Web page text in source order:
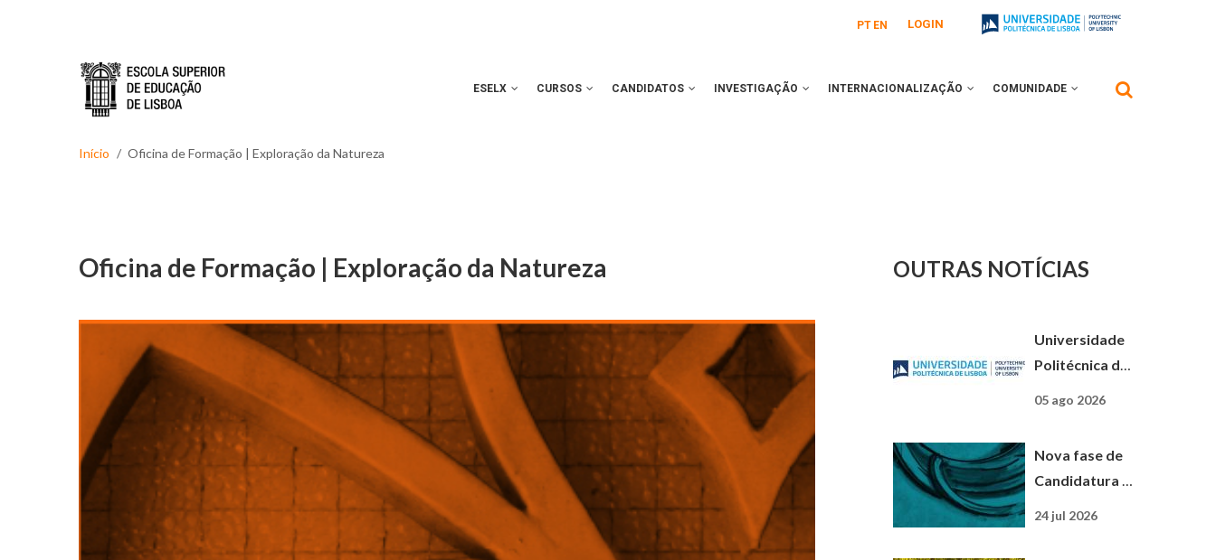
PT EN LOGIN
ESELX CURSOS CANDIDATOS INVESTIGAÇÃO INTERNACIONALIZAÇÃO COMUNIDADE
Início Oficina de Formação | Exploração da Natureza
Oficina de Formação | Exploração da Natureza OUTRAS NOTÍCIAS
Universidade
Politécnica de
para uma
nova etapa
05 ago 2026
Nova fase de
Candidatura |
24 jul 2026